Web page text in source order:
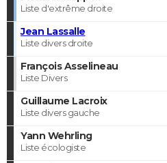
Liste d'extrême droite
Jean Lassalle
Liste divers droite
François Asselineau
Liste Divers
Guillaume Lacroix
Liste divers gauche
Yann Wehrling
Liste écologiste